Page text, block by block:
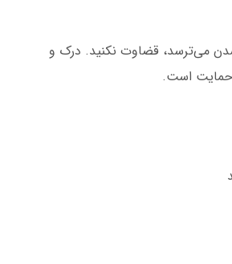
می‌ترسد، قضاوت نکنید. درک و
حمایت است.